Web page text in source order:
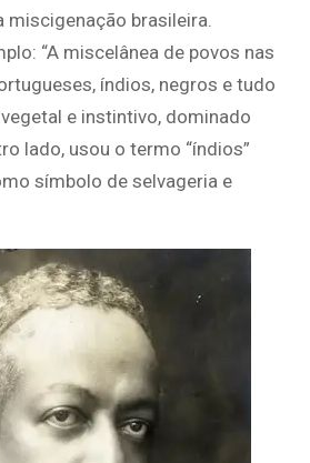
miscigenação brasileira.
“A miscelânea de povos nas
índios, negros e tudo
e instintivo, dominado
lado, usou o termo “índios”
símbolo de selvageria e